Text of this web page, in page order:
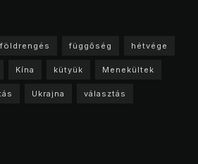
földrengés függőség hétvége
Kína kütyük Menekültek
Ukrajna választás